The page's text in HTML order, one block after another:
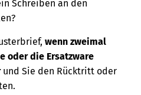
Schreiben an den
wenn zweimal
oder die Ersatzware
und Sie den Rücktritt oder